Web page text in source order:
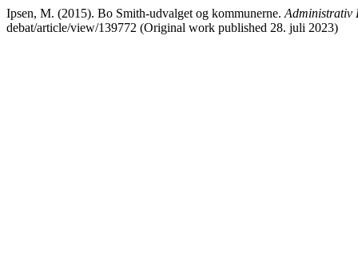
Ipsen, M. (2015). Bo Smith-udvalget og kommunerne. Administrativ
debat/article/view/139772 (Original work published 28. juli 2023)